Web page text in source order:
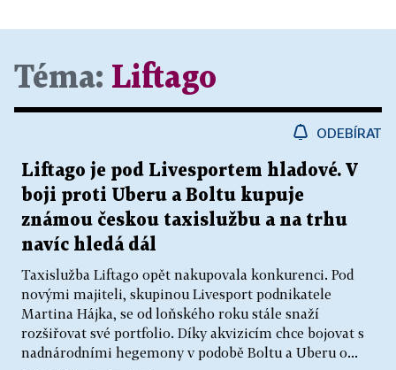
Téma: Liftago
ODEBÍRAT
Liftago je pod Livesportem hladové. V
boji proti Uberu a Boltu kupuje
známou českou taxislužbu a na trhu
navíc hledá dál
Taxislužba Liftago opět nakupovala konkurenci. Pod
novými majiteli, skupinou Livesport podnikatele
Martina Hájka, se od loňského roku stále snaží
rozšiřovat své portfolio. Díky akvizicím chce bojovat s
nadnárodními hegemony v podobě Boltu a Uberu o...